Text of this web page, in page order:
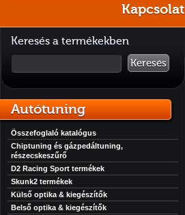
Kapcsolat
Keresés a termékekben
Keresés
Autótuning
Összefoglaló katalógus
Chiptuning és gázpedáltuning,
részecskeszűrő
D2 Racing Sport termékek
Skunk2 termékek
Külső optika & kiegészítők
Belső optika & kiegészítők